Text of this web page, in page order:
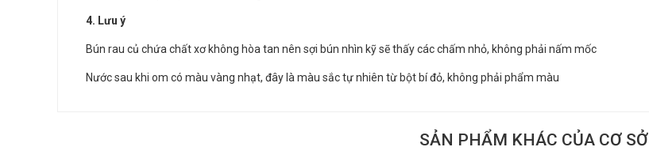
4. Lưu ý
Bún rau củ chứa chất xơ không hòa tan nên sợi bún nhìn kỹ sẽ thấy các chấm nhỏ, không phải nấm mốc
Nước sau khi om có màu vàng nhạt, đây là màu sắc tự nhiên từ bột bí đỏ, không phải phẩm màu
SẢN PHẨM KHÁC CỦA CƠ SỞ